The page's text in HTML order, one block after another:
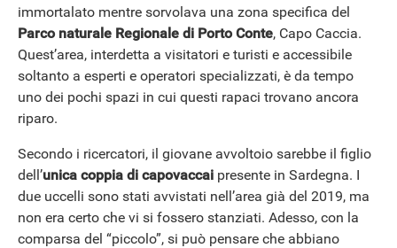
immortalato mentre sorvolava una zona specifica del
Parco naturale Regionale di Porto Conte, Capo Caccia.
Quest’area, interdetta a visitatori e turisti e accessibile
soltanto a esperti e operatori specializzati, è da tempo
uno dei pochi spazi in cui questi rapaci trovano ancora
riparo.
Secondo i ricercatori, il giovane avvoltoio sarebbe il figlio
dell’unica coppia di capovaccai presente in Sardegna. I
due uccelli sono stati avvistati nell’area già del 2019, ma
non era certo che vi si fossero stanziati. Adesso, con la
comparsa del “piccolo”, si può pensare che abbiano